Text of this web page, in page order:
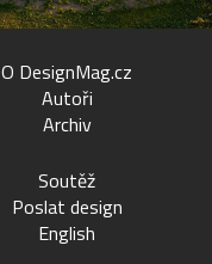
O DesignMag.cz
Autoři
Archiv
Soutěž
Poslat design
English